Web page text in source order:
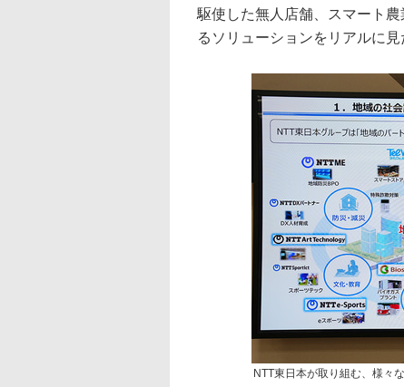
駆使した無人店舗、スマート
るソリューションをリアルに
NTT東日本が取り組む、様々